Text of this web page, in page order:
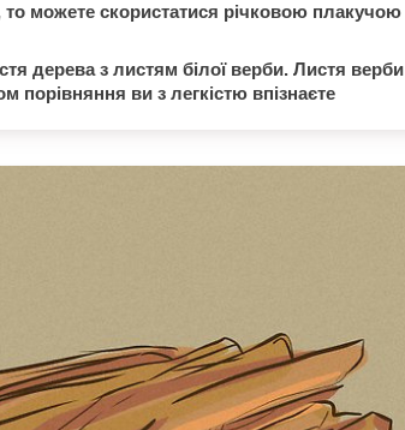
можете скористатися річковою плакучою
дерева з листям білої верби. Листя верби
порівняння ви з легкістю впізнаєте